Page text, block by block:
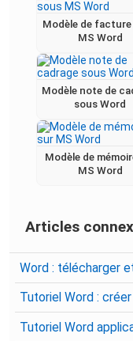
Modèle de
MS Word
Modèle note de
sous Word
Modèle de
MS Word
Articles
Word : télécharger
Tutoriel Word :
Tutoriel Word